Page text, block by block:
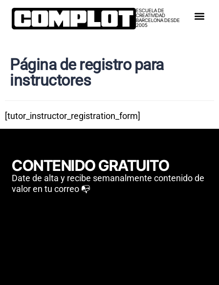
ESCUELA DE
CREATIVIDAD
BARCELONA DESDE
2005
Página de registro para
instructores
[tutor_instructor_registration_form]
CONTENIDO GRATUITO
Date de alta y recibe semanalmente contenido de
valor en tu correo 📭